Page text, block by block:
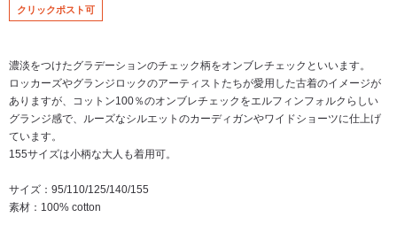
クリックポスト可
濃淡をつけたグラデーションのチェック柄をオンブレチェックといいます。
ロッカーズやグランジロックのアーティストたちが愛用した古着のイメージが
ありますが、コットン100％のオンブレチェックをエルフィンフォルクらしい
グランジ感で、ルーズなシルエットのカーディガンやワイドショーツに仕上げ
ています。
155サイズは小柄な大人も着用可。
サイズ：95/110/125/140/155
素材：100% cotton